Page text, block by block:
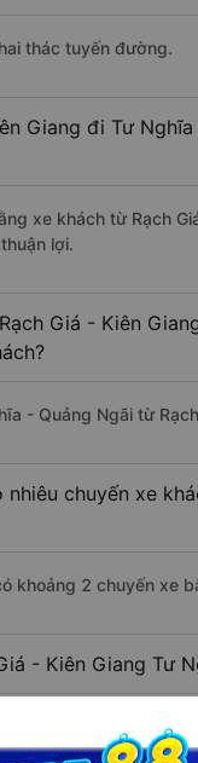
thác tuyến đường.
Giang đi Tư
xe khách từ Rạch
lợi.
Giá - Kiên
- Quảng Ngãi từ
chuyến xe
khoảng 2 chuyến xe
- Kiên Giang Tư
phát sớm nhất vào lúc